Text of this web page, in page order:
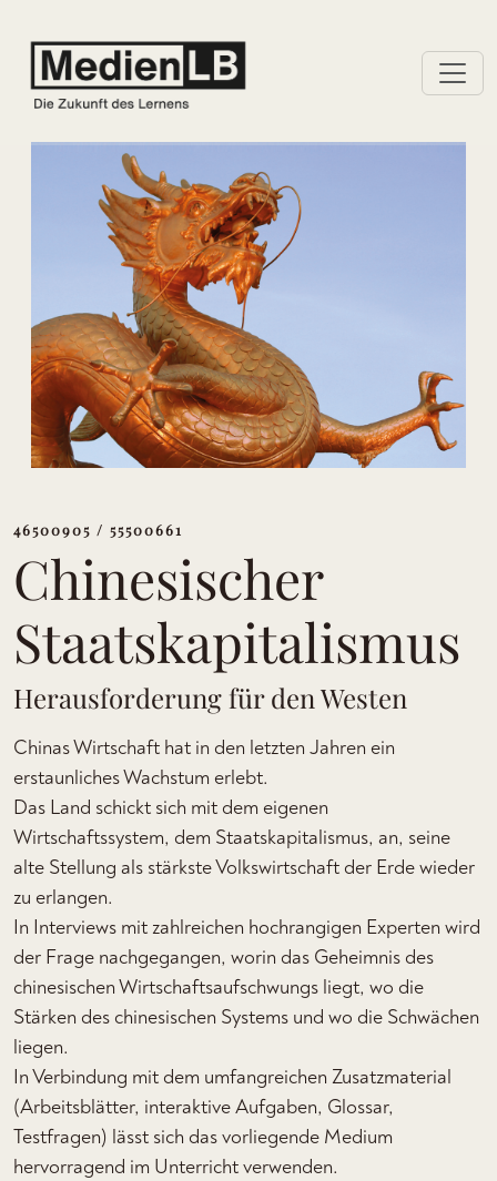
46500905 / 55500661
Chinesischer
Staatskapitalismus
Herausforderung für den Westen
Chinas Wirtschaft hat in den letzten Jahren ein
erstaunliches Wachstum erlebt.
Das Land schickt sich mit dem eigenen
Wirtschaftssystem, dem Staatskapitalismus, an, seine
alte Stellung als stärkste Volkswirtschaft der Erde wieder
zu erlangen.
In Interviews mit zahlreichen hochrangigen Experten wird
der Frage nachgegangen, worin das Geheimnis des
chinesischen Wirtschaftsaufschwungs liegt, wo die
Stärken des chinesischen Systems und wo die Schwächen
liegen.
In Verbindung mit dem umfangreichen Zusatzmaterial
(Arbeitsblätter, interaktive Aufgaben, Glossar,
Testfragen) lässt sich das vorliegende Medium
hervorragend im Unterricht verwenden.